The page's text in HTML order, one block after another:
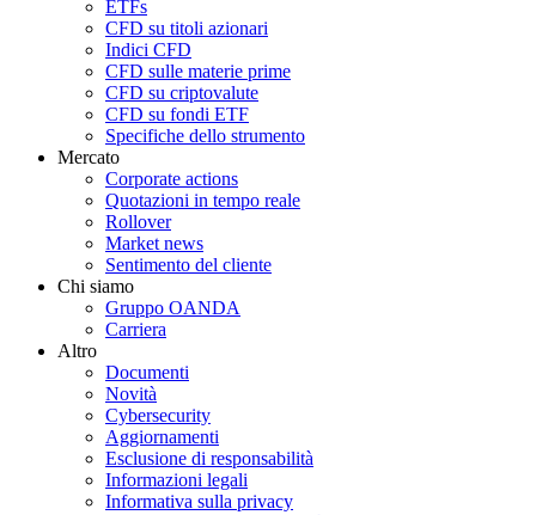
ETFs
CFD su titoli azionari
Indici CFD
CFD sulle materie prime
CFD su criptovalute
CFD su fondi ETF
Specifiche dello strumento
Mercato
Corporate actions
Quotazioni in tempo reale
Rollover
Market news
Sentimento del cliente
Chi siamo
Gruppo OANDA
Carriera
Altro
Documenti
Novità
Cybersecurity
Aggiornamenti
Esclusione di responsabilità
Informazioni legali
Informativa sulla privacy